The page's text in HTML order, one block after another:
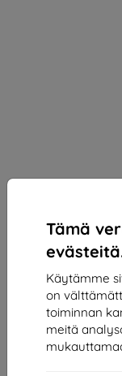
Tämä
Käytämme
on
toiminnan
meitä
3mk Silky Matt
Motorola Edge
Motorola